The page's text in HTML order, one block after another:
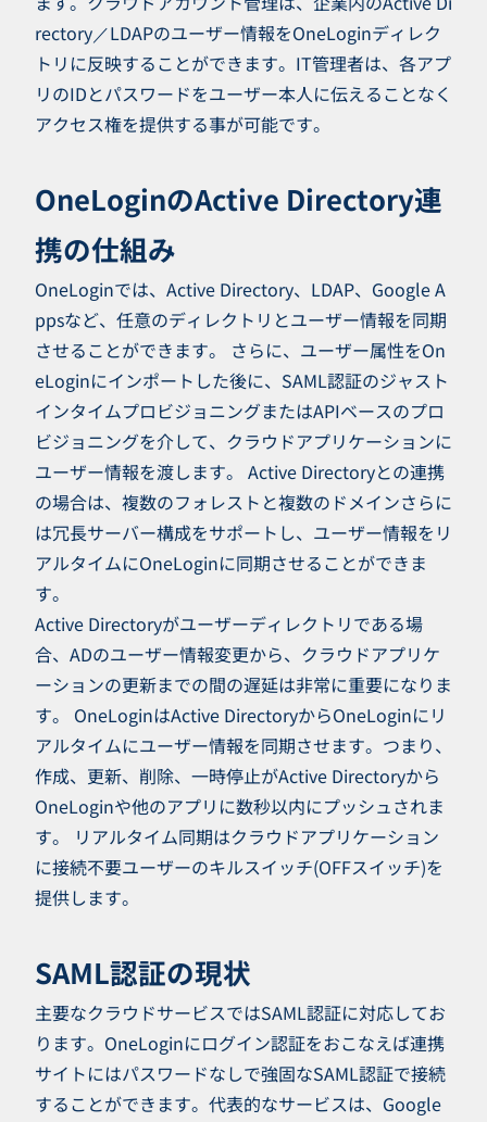
rectory／LDAPのユーザー情報をOneLoginディレク
トリに反映することができます。IT管理者は、各アプ
リのIDとパスワードをユーザー本人に伝えることなく
アクセス権を提供する事が可能です。
OneLoginのActive Directory連
携の仕組み
OneLoginでは、Active Directory、LDAP、Google A
ppsなど、任意のディレクトリとユーザー情報を同期
させることができます。 さらに、ユーザー属性をOn
eLoginにインポートした後に、SAML認証のジャスト
インタイムプロビジョニングまたはAPIベースのプロ
ビジョニングを介して、クラウドアプリケーションに
ユーザー情報を渡します。 Active Directoryとの連携
の場合は、複数のフォレストと複数のドメインさらに
は冗長サーバー構成をサポートし、ユーザー情報をリ
アルタイムにOneLoginに同期させることができま
す。
Active Directoryがユーザーディレクトリである場
合、ADのユーザー情報変更から、クラウドアプリケ
ーションの更新までの間の遅延は非常に重要になりま
す。 OneLoginはActive DirectoryからOneLoginにリ
アルタイムにユーザー情報を同期させます。つまり、
作成、更新、削除、一時停止がActive Directoryから
OneLoginや他のアプリに数秒以内にプッシュされま
す。 リアルタイム同期はクラウドアプリケーション
に接続不要ユーザーのキルスイッチ(OFFスイッチ)を
提供します。
SAML認証の現状
主要なクラウドサービスではSAML認証に対応してお
ります。OneLoginにログイン認証をおこなえば連携
サイトにはパスワードなしで強固なSAML認証で接続
することができます。代表的なサービスは、Google